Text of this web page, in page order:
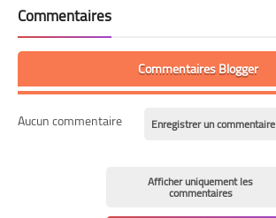
Commentaires
Commentaires Blogger
Aucun commentaire Enregistrer un commentaire
Afficher uniquement les
commentaires